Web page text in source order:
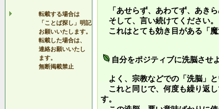
転載する場合は
「ことば探し」明記
お願いいたします。
転載した場合は、
連絡お願いいたし
ます。
無断掲載禁止
「あせらず、あわてず、あき
そして、言い続けてください。
これはとても効き目がある「
自分をポジティブに洗脳させ
よく、宗教などでの「洗脳」
これと同じで、何度も繰り返
す。